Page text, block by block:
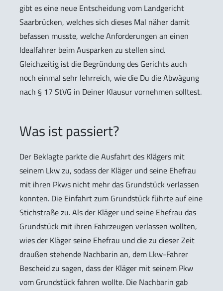
gibt es eine neue Entscheidung vom Landgericht
Saarbrücken, welches sich dieses Mal näher damit
befassen musste, welche Anforderungen an einen
Idealfahrer beim Ausparken zu stellen sind.
Gleichzeitig ist die Begründung des Gerichts auch
noch einmal sehr lehrreich, wie die Du die Abwägung
nach § 17 StVG in Deiner Klausur vornehmen solltest.
Was ist passiert?
Der Beklagte parkte die Ausfahrt des Klägers mit
seinem Lkw zu, sodass der Kläger und seine Ehefrau
mit ihren Pkws nicht mehr das Grundstück verlassen
konnten. Die Einfahrt zum Grundstück führte auf eine
Stichstraße zu. Als der Kläger und seine Ehefrau das
Grundstück mit ihren Fahrzeugen verlassen wollten,
wies der Kläger seine Ehefrau und die zu dieser Zeit
draußen stehende Nachbarin an, dem Lkw-Fahrer
Bescheid zu sagen, dass der Kläger mit seinem Pkw
vom Grundstück fahren wollte. Die Nachbarin gab